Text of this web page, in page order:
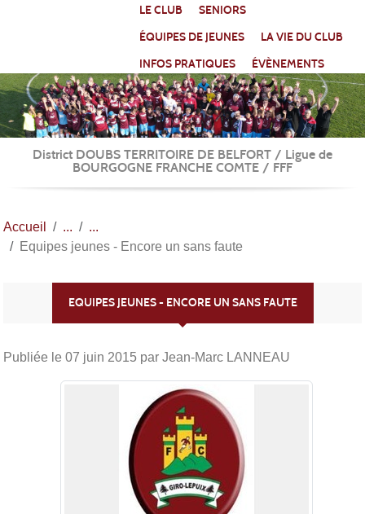
LE CLUB
SENIORS
ÉQUIPES DE JEUNES
LA VIE DU CLUB
INFOS PRATIQUES
ÉVÈNEMENTS
District DOUBS TERRITOIRE DE BELFORT / Ligue de
BOURGOGNE FRANCHE COMTE / FFF
Accueil
Equipes jeunes - Encore un sans faute
EQUIPES JEUNES - ENCORE UN SANS FAUTE
Publiée le 07 juin 2015 par Jean-Marc LANNEAU
Panneau de gestion des cookies